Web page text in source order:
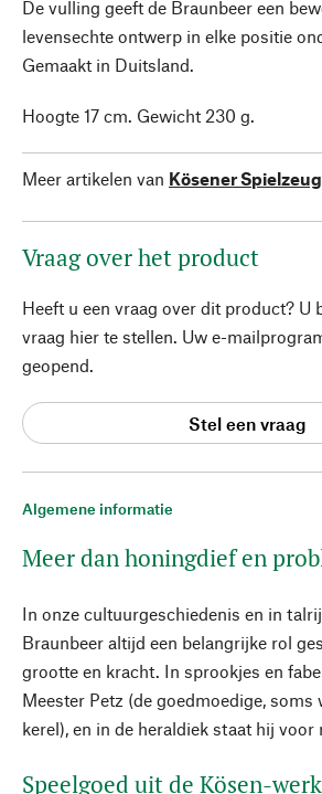
Algemene informatie
Meer dan honingdief en
In onze cultuurgeschiedenis en in
Braunbeer altijd een belangrijke rol
grootte en kracht. In sprookjes en
Meester Petz (de goedmoedige, soms
kerel), en in de heraldiek staat hij voor
Speelgoed uit de Kösen-
De vulling geeft de Braunbeer een
levensechte ontwerp in elke positie
Gemaakt in Duitsland.
Hoogte 17 cm. Gewicht 230 g.
Meer artikelen van Kösener
Vraag over het product
Heeft u een vraag over dit product? U
vraag hier te stellen. Uw e-
geopend.
Stel een vraag